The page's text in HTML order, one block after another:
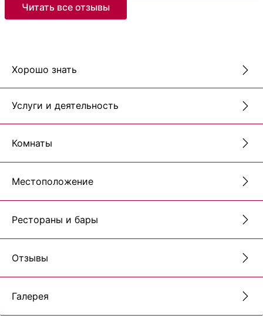
Читать все отзывы
Хорошо знать
Услуги и деятельность
Комнаты
Местоположение
Рестораны и бары
Отзывы
Галерея